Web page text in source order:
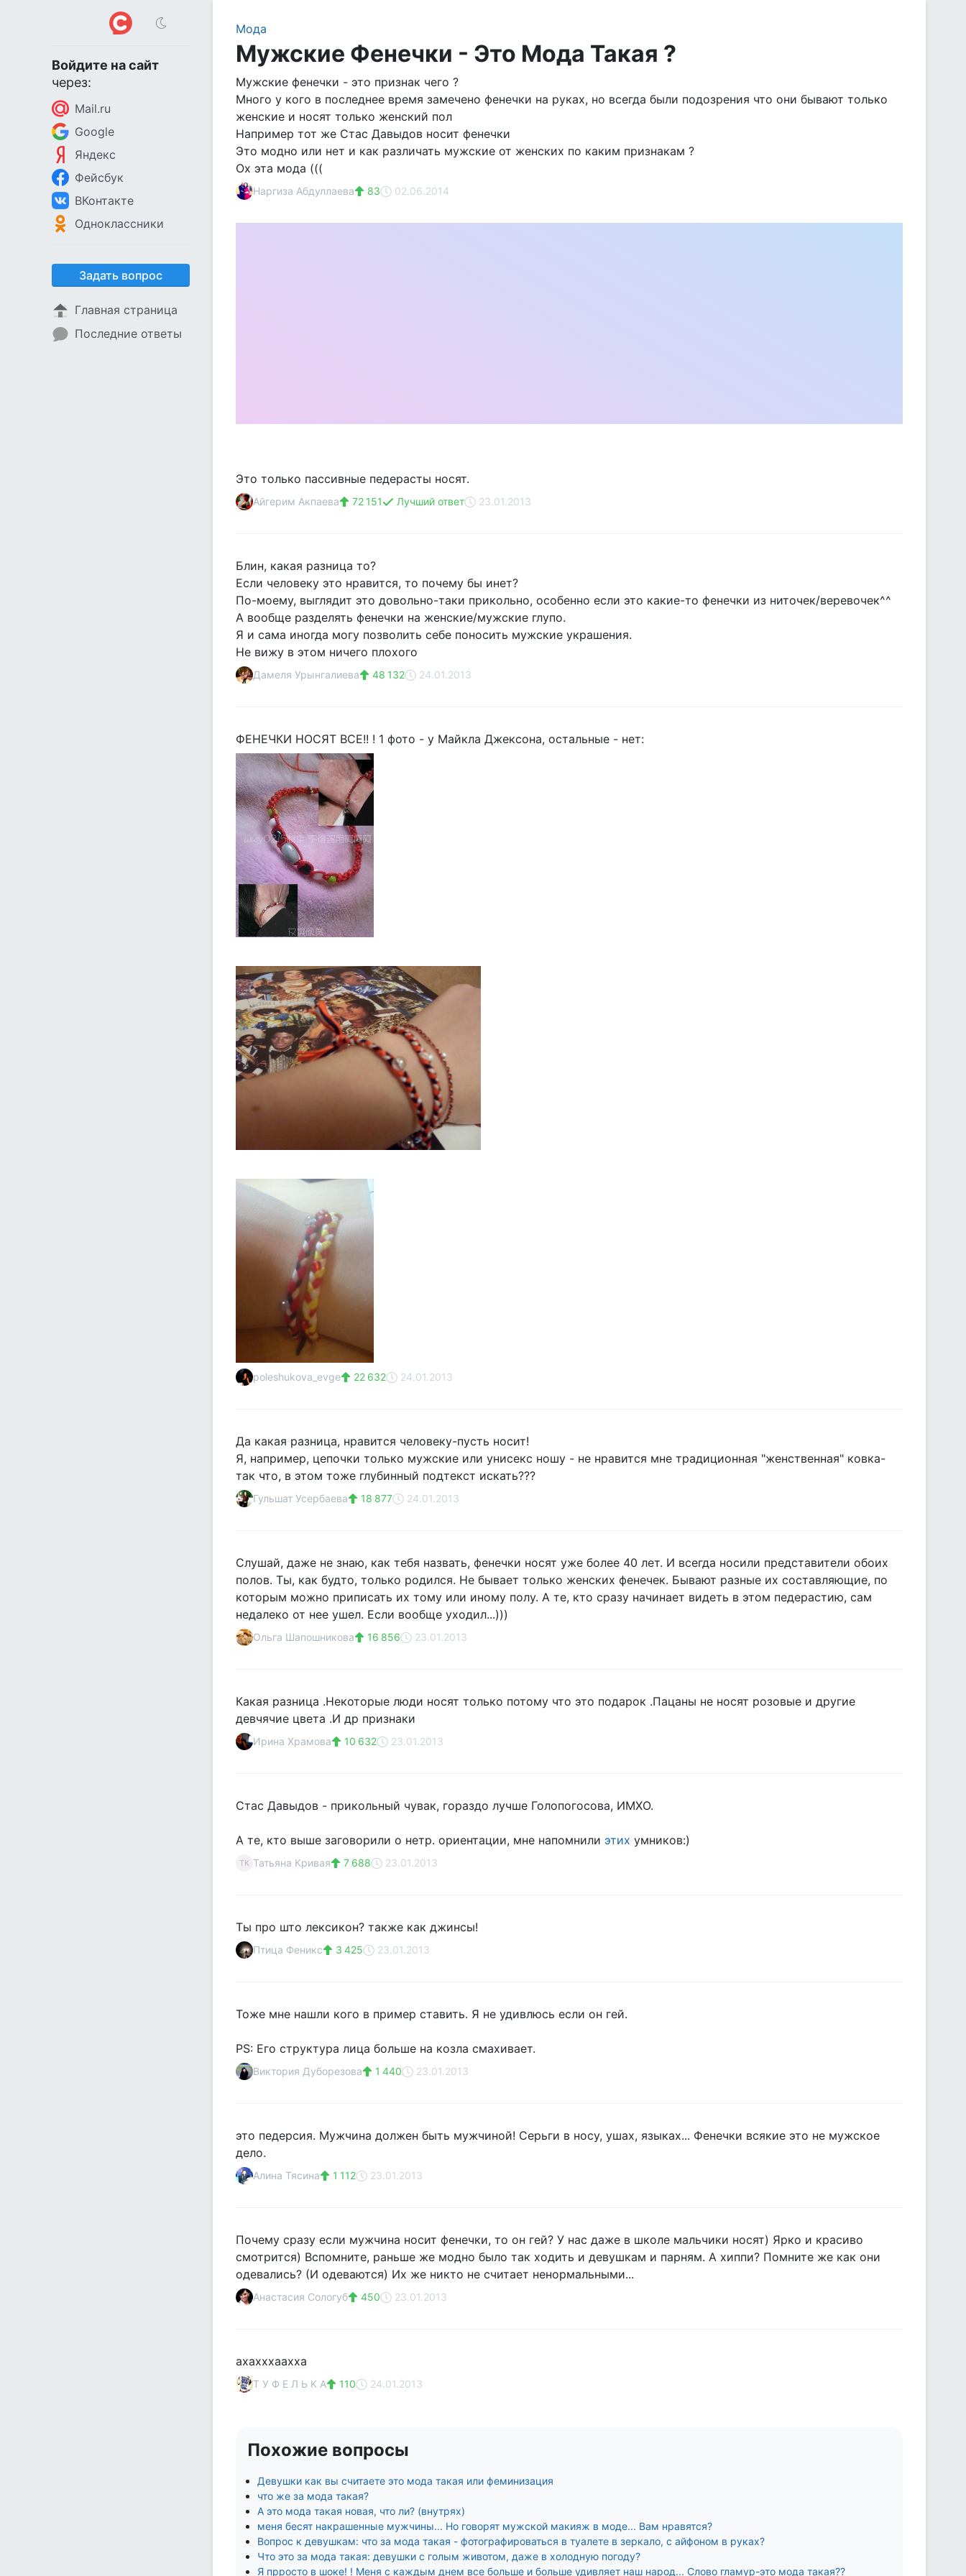
Войдите на сайт
через:
Mail.ru
Google
Яндекс
Фейсбук
ВКонтакте
Одноклассники
Задать вопрос
Главная страница
Последние ответы
Мода
Мужские Фенечки - Это Мода Такая ?
Мужские фенечки - это признак чего ?
Много у кого в последнее время замечено фенечки на руках, но всегда были подозрения что они бывают только
женские и носят только женский пол
Например тот же Стас Давыдов носит фенечки
Это модно или нет и как различать мужские от женских по каким признакам ?
Ох эта мода (((
Наргиза Абдуллаева 83 02.06.2014
Это только пассивные педерасты носят.
Айгерим Акпаева 72 151 Лучший ответ 23.01.2013
Блин, какая разница то?
Если человеку это нравится, то почему бы инет?
По-моему, выглядит это довольно-таки прикольно, особенно если это какие-то фенечки из ниточек/веревочек^^
А вообще разделять фенечки на женские/мужские глупо.
Я и сама иногда могу позволить себе поносить мужские украшения.
Не вижу в этом ничего плохого
Дамеля Урынгалиева 48 132 24.01.2013
ФЕНЕЧКИ НОСЯТ ВСЕ!! ! 1 фото - у Майкла Джексона, остальные - нет:
poleshukova_evge 22 632 24.01.2013
Да какая разница, нравится человеку-пусть носит!
Я, например, цепочки только мужские или унисекс ношу - не нравится мне традиционная "женственная" ковка-
так что, в этом тоже глубинный подтекст искать???
Гульшат Усербаева 18 877 24.01.2013
Слушай, даже не знаю, как тебя назвать, фенечки носят уже более 40 лет. И всегда носили представители обоих
полов. Ты, как будто, только родился. Не бывает только женских фенечек. Бывают разные их составляющие, по
которым можно приписать их тому или иному полу. А те, кто сразу начинает видеть в этом педерастию, сам
недалеко от нее ушел. Если вообще уходил...)))
Ольга Шапошникова 16 856 23.01.2013
Какая разница .Некоторые люди носят только потому что это подарок .Пацаны не носят розовые и другие
девчячие цвета .И др признаки
Ирина Храмова 10 632 23.01.2013
Стас Давыдов - прикольный чувак, гораздо лучше Голопогосова, ИМХО.
А те, кто выше заговорили о нетр. ориентации, мне напомнили этих умников:)
ТК Татьяна Кривая 7 688 23.01.2013
Ты про што лексикон? также как джинсы!
Птица Феникс 3 425 23.01.2013
Тоже мне нашли кого в пример ставить. Я не удивлюсь если он гей.
PS: Его структура лица больше на козла смахивает.
Виктория Дуборезова 1 440 23.01.2013
это педерсия. Мужчина должен быть мужчиной! Серьги в носу, ушах, языках... Фенечки всякие это не мужское
дело.
Алина Тясина 1 112 23.01.2013
Почему сразу если мужчина носит фенечки, то он гей? У нас даже в школе мальчики носят) Ярко и красиво
смотрится) Вспомните, раньше же модно было так ходить и девушкам и парням. А хиппи? Помните же как они
одевались? (И одеваются) Их же никто не считает ненормальными...
Анастасия Сологуб 450 23.01.2013
ахахххаахха
Т У Ф Е Л Ь K А 110 24.01.2013
Похожие вопросы
Девушки как вы считаете это мода такая или феминизация
что же за мода такая?
А это мода такая новая, что ли? (внутрях)
меня бесят накрашенные мужчины... Но говорят мужской макияж в моде... Вам нравятся?
Вопрос к девушкам: что за мода такая - фотографироваться в туалете в зеркало, с айфоном в руках?
Что это за мода такая: девушки с голым животом, даже в холодную погоду?
Я прросто в шоке! ! Меня с каждым днем все больше и больше удивляет наш народ... Слово гламур-это мода такая??